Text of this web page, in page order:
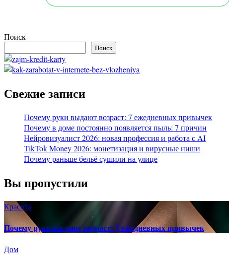
Поиск
Поиск
Свежие записи
Почему руки выдают возраст: 7 ежедневных привычек
Почему в доме постоянно появляется пыль: 7 причин
Нейровизуалист 2026: новая профессия и работа с AI
TikTok Money 2026: монетизация и вирусные ниши
Почему раньше бельё сушили на улице
Вы пропустили
Красота
Почему руки выдают возраст: 7 ежедневных привычек
Дом